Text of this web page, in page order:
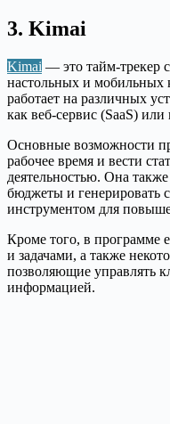
3. Kimai
Kimai — это тайм-трекер
настольных и мобильных
работает на различных
как веб-сервис (SaaS)
Основные возможности
рабочее время и вести
деятельностью. Она
бюджеты и генерировать
инструментом для
Кроме того, в программе
и задачами, а также
позволяющие управлять
информацией.